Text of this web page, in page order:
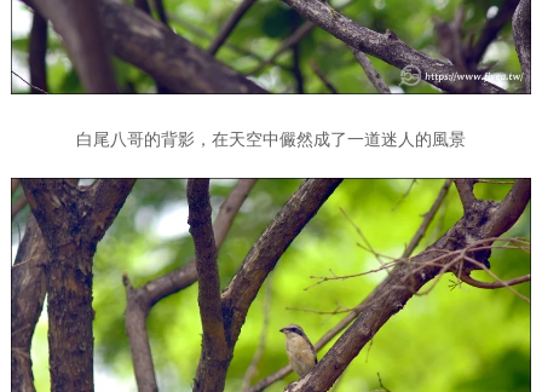
白尾八哥的背影，在天空中儼然成了一道迷人的風景